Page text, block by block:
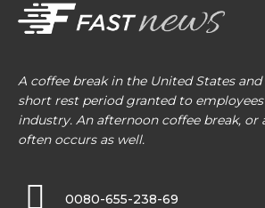
A coffee break in the United States and
short rest period granted to employees
industry. An afternoon coffee break, or
often occurs as well.
0080-655-238-69